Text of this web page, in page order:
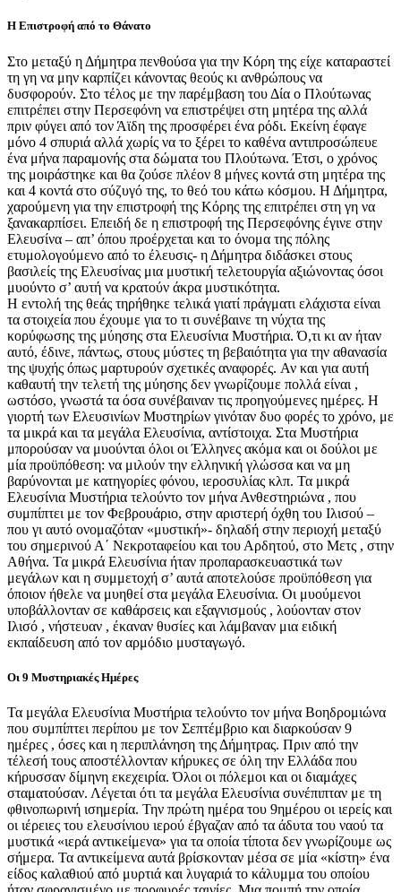
Η Επιστροφή από το Θάνατο
Στο μεταξύ η Δήμητρα πενθούσα για την Κόρη της είχε καταραστεί
τη γη να μην καρπίζει κάνοντας θεούς κι ανθρώπους να
δυσφορούν. Στο τέλος με την παρέμβαση του Δία ο Πλούτωνας
επιτρέπει στην Περσεφόνη να επιστρέψει στη μητέρα της αλλά
πριν φύγει από τον Άϊδη της προσφέρει ένα ρόδι. Εκείνη έφαγε
μόνο 4 σπυριά αλλά χωρίς να το ξέρει το καθένα αντιπροσώπευε
ένα μήνα παραμονής στα δώματα του Πλούτωνα. Έτσι, ο χρόνος
της μοιράστηκε και θα ζούσε πλέον 8 μήνες κοντά στη μητέρα της
και 4 κοντά στο σύζυγό της, το θεό του κάτω κόσμου. Η Δήμητρα,
χαρούμενη για την επιστροφή της Κόρης της επιτρέπει στη γη να
ξανακαρπίσει. Επειδή δε η επιστροφή της Περσεφόνης έγινε στην
Ελευσίνα – απ’ όπου προέρχεται και το όνομα της πόλης
ετυμολογούμενο από το έλευσις- η Δήμητρα διδάσκει στους
βασιλείς της Ελευσίνας μια μυστική τελετουργία αξιώνοντας όσοι
μυούντο σ’ αυτή να κρατούν άκρα μυστικότητα.
Η εντολή της θεάς τηρήθηκε τελικά γιατί πράγματι ελάχιστα είναι
τα στοιχεία που έχουμε για το τι συνέβαινε τη νύχτα της
κορύφωσης της μύησης στα Ελευσίνια Μυστήρια. Ό,τι κι αν ήταν
αυτό, έδινε, πάντως, στους μύστες τη βεβαιότητα για την αθανασία
της ψυχής όπως μαρτυρούν σχετικές αναφορές. Αν και για αυτή
καθαυτή την τελετή της μύησης δεν γνωρίζουμε πολλά είναι ,
ωστόσο, γνωστά τα όσα συνέβαιναν τις προηγούμενες ημέρες. Η
γιορτή των Ελευσινίων Μυστηρίων γινόταν δυο φορές το χρόνο, με
τα μικρά και τα μεγάλα Ελευσίνια, αντίστοιχα. Στα Μυστήρια
μπορούσαν να μυούνται όλοι οι Έλληνες ακόμα και οι δούλοι με
μία προϋπόθεση: να μιλούν την ελληνική γλώσσα και να μη
βαρύνονται με κατηγορίες φόνου, ιεροσυλίας κλπ. Τα μικρά
Ελευσίνια Μυστήρια τελούντο τον μήνα Ανθεστηριώνα , που
συμπίπτει με τον Φεβρουάριο, στην αριστερή όχθη του Ιλισού –
που γι αυτό ονομαζόταν «μυστική»- δηλαδή στην περιοχή μεταξύ
του σημερινού Α΄ Νεκροταφείου και του Αρδητού, στο Μετς , στην
Αθήνα. Τα μικρά Ελευσίνια ήταν προπαρασκευαστικά των
μεγάλων και η συμμετοχή σ’ αυτά αποτελούσε προϋπόθεση για
όποιον ήθελε να μυηθεί στα μεγάλα Ελευσίνια. Οι μυούμενοι
υποβάλλονταν σε καθάρσεις και εξαγνισμούς , λούονταν στον
Ιλισό , νήστευαν , έκαναν θυσίες και λάμβαναν μια ειδική
εκπαίδευση από τον αρμόδιο μυσταγωγό.
Οι 9 Μυστηριακές Ημέρες
Τα μεγάλα Ελευσίνια Μυστήρια τελούντο τον μήνα Βοηδρομιώνα
που συμπίπτει περίπου με τον Σεπτέμβριο και διαρκούσαν 9
ημέρες , όσες και η περιπλάνηση της Δήμητρας. Πριν από την
τέλεσή τους αποστέλλονταν κήρυκες σε όλη την Ελλάδα που
κήρυσσαν δίμηνη εκεχειρία. Όλοι οι πόλεμοι και οι διαμάχες
σταματούσαν. Λέγεται ότι τα μεγάλα Ελευσίνια συνέπιπταν με τη
φθινοπωρινή ισημερία. Την πρώτη ημέρα του 9ημέρου οι ιερείς και
οι ιέρειες του ελευσίνιου ιερού έβγαζαν από τα άδυτα του ναού τα
μυστικά «ιερά αντικείμενα» για τα οποία τίποτα δεν γνωρίζουμε ως
σήμερα. Τα αντικείμενα αυτά βρίσκονταν μέσα σε μία «κίστη» ένα
είδος καλαθιού από μυρτιά και λυγαριά το κάλυμμα του οποίου